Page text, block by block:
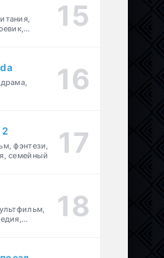
фэнтези,
семейный